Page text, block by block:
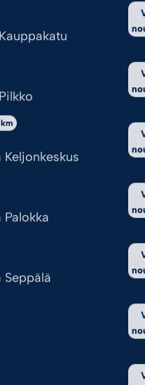
Kouvolassa saat
Kouvola. Pidä
noutopisteeltä.
km